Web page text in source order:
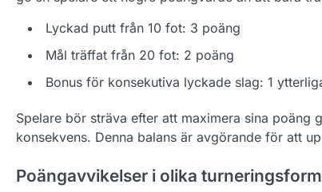
Lyckad putt från 10 fot: 3 poäng
Mål träffat från 20 fot: 2 poäng
Bonus för konsekutiva lyckade slag: 1
Spelare bör sträva efter att maximera sina
konsekvens. Denna balans är avgörande för att
Poängavvikelser i olika